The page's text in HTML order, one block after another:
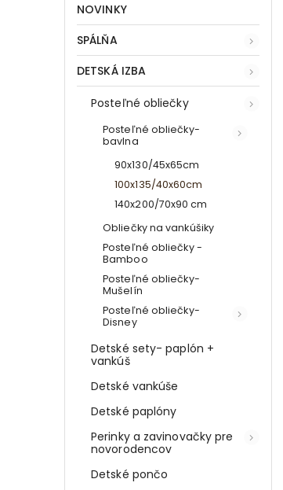
NOVINKY
SPÁLŇA
DETSKÁ IZBA
Posteľné obliečky
Posteľné obliečky-
bavlna
90x130/45x65cm
100x135/40x60cm
140x200/70x90 cm
Obliečky na vankúšiky
Posteľné obliečky -
Bamboo
Posteľné obliečky-
Mušelín
Posteľné obliečky-
Disney
Detské sety- paplón +
vankúš
Detské vankúše
Detské paplóny
Perinky a zavinovačky pre
novorodencov
Detské pončo